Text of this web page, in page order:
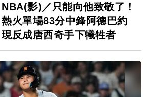
NBA(影)／只能向他致敬了！
熱火單場83分中鋒阿德巴約
現反成唐西奇手下犧牲者